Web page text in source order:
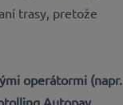
trasy, pretože
operátormi (napr.